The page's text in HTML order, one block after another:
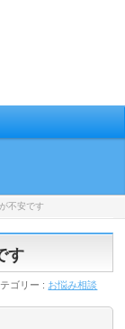
不安です
す
ゴリー : お悩み相談